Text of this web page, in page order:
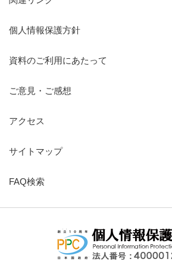
個人情報保護方針
資料のご利用にあたって
ご意見・ご感想
アクセス
サイトマップ
FAQ検索